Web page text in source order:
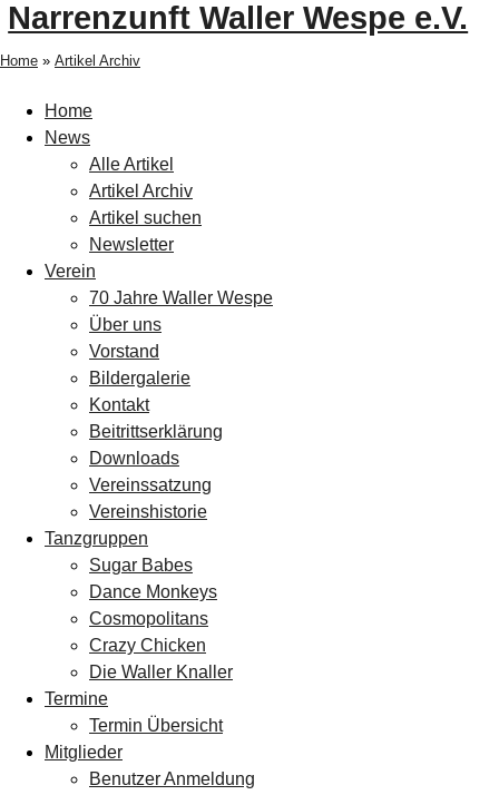
Narrenzunft Waller Wespe e.V.
Home » Artikel Archiv
Home
News
Alle Artikel
Artikel Archiv
Artikel suchen
Newsletter
Verein
70 Jahre Waller Wespe
Über uns
Vorstand
Bildergalerie
Kontakt
Beitrittserklärung
Downloads
Vereinssatzung
Vereinshistorie
Tanzgruppen
Sugar Babes
Dance Monkeys
Cosmopolitans
Crazy Chicken
Die Waller Knaller
Termine
Termin Übersicht
Mitglieder
Benutzer Anmeldung